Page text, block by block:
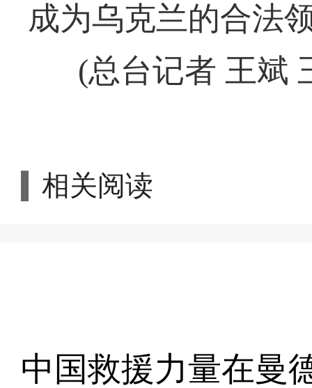
成为乌克兰的合法
(总台记者 王斌
相关阅读
中国救援力量在曼